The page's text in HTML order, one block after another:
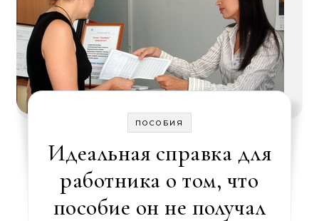
ПОСОБИЯ
Идеальная справка для
работника о том, что
пособие он не получал